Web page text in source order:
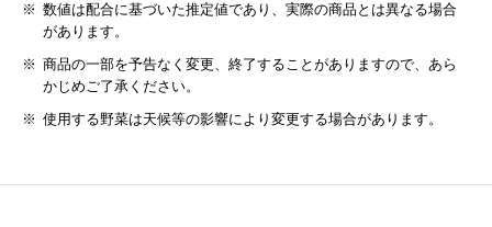
数値は配合に基づいた推定値であり、実際の商品とは異なる場合
があります。
商品の一部を予告なく変更、終了することがありますので、あら
かじめご了承ください。
使用する野菜は天候等の影響により変更する場合があります。